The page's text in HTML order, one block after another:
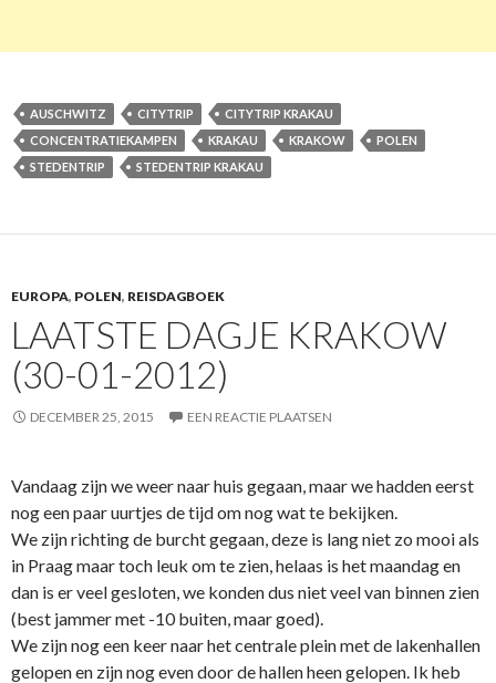
AUSCHWITZ CITYTRIP
CITYTRIP KRAKAU
CONCENTRATIEKAMPEN
KRAKAU KRAKOW
POLEN
STEDENTRIP
STEDENTRIP KRAKAU
EUROPA, POLEN, REISDAGBOEK
LAATSTE DAGJE KRAKOW
(30-01-2012)
DECEMBER 25, 2015 EEN REACTIE PLAATSEN
Vandaag zijn we weer naar huis gegaan, maar we hadden eerst
nog een paar uurtjes de tijd om nog wat te bekijken.
We zijn richting de burcht gegaan, deze is lang niet zo mooi als
in Praag maar toch leuk om te zien, helaas is het maandag en
dan is er veel gesloten, we konden dus niet veel van binnen zien
(best jammer met -10 buiten, maar goed).
We zijn nog een keer naar het centrale plein met de lakenhallen
gelopen en zijn nog even door de hallen heen gelopen. Ik heb